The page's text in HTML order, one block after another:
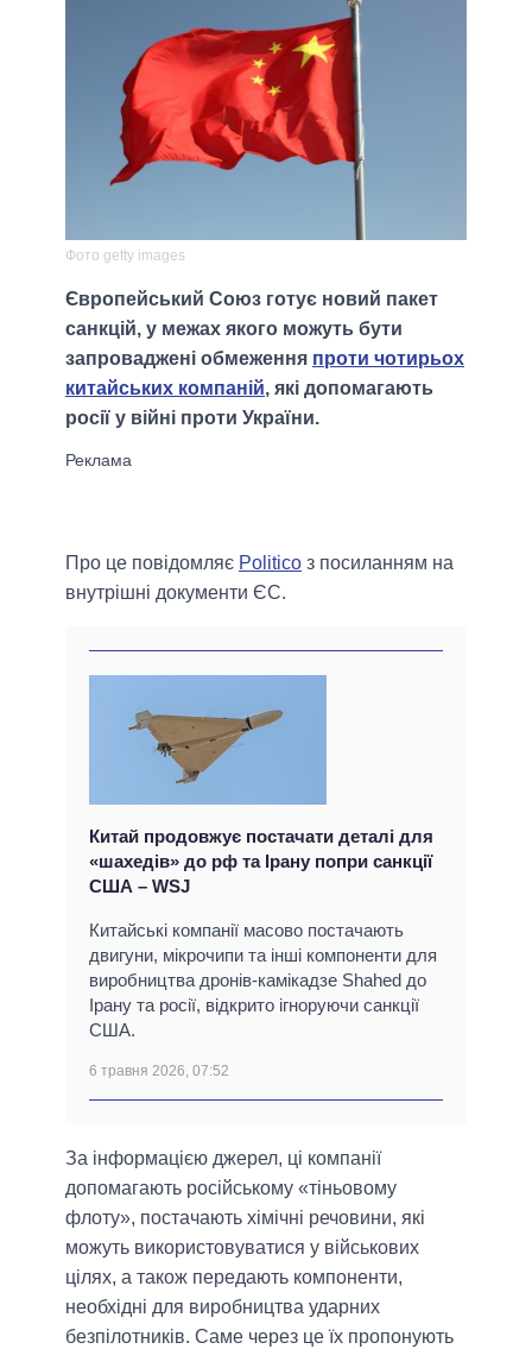
Фото getty images
Європейський Союз готує новий пакет
санкцій, у межах якого можуть бути
запроваджені обмеження проти чотирьох
китайських компаній, які допомагають
росії у війні проти України.
Про це повідомляє Politico з посиланням на
внутрішні документи ЄС.
Китай продовжує постачати деталі для
«шахедів» до рф та Ірану попри санкції
США – WSJ
Китайські компанії масово постачають
двигуни, мікрочипи та інші компоненти для
виробництва дронів-камікадзе Shahed до
Ірану та росії, відкрито ігноруючи санкції
США.
6 травня 2026, 07:52
За інформацією джерел, ці компанії
допомагають російському «тіньовому
флоту», постачають хімічні речовини, які
можуть використовуватися у військових
цілях, а також передають компоненти,
необхідні для виробництва ударних
безпілотників. Саме через це їх пропонують